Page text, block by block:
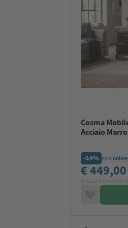
Cosma
Acciaio
-14% soloonline
€